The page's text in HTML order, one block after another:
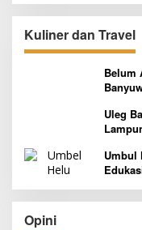
Kuliner dan Travel
Belum
Uleg
Umbul
Opini